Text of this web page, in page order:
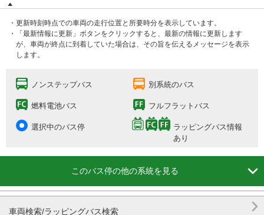
・更新時刻時点での車両の走行位置と所要時分を表示しています。
・「最新情報に更新」ボタンをクリックすると、最新の情報に更新します
が、車両が終点に到着していた場合は、その旨を伝えるメッセージを表示
します。
ノンステップバス 別系統のバス
燃料電池バス フルフラットバス
選択中のバス停
ラッピングバス情報
あり
このバス停の他の系統を見る 
車両検索/ラッピングバス検索 